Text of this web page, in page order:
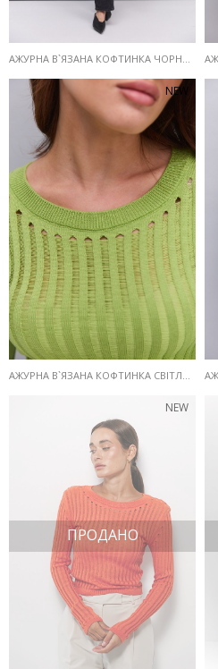
АЖУРНА В`ЯЗАНА КОФТИНКА ЧОРНОГО КОЛЬОРУ
NEW
NEW
ПРОДАНО